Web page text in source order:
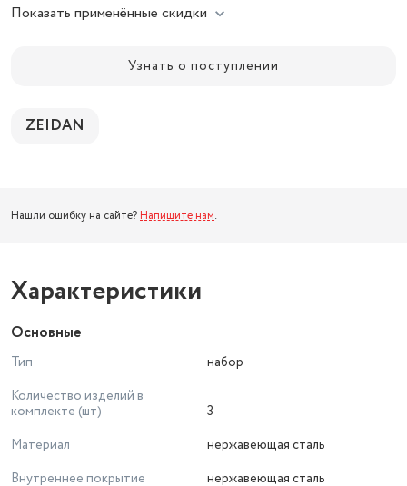
Показать применённые скидки
Узнать о поступлении
ZEIDAN
Нашли ошибку на сайте? Напишите нам.
Характеристики
Основные
Тип
набор
Количество изделий в
комплекте (шт)
3
Материал
нержавеющая сталь
Внутреннее покрытие
нержавеющая сталь